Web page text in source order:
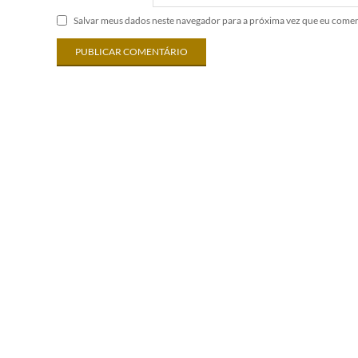
Salvar meus dados neste navegador para a próxima vez que eu